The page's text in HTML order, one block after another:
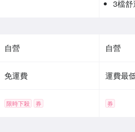
3檔
自營 自營
免運費 運費最
限時下殺 券 券